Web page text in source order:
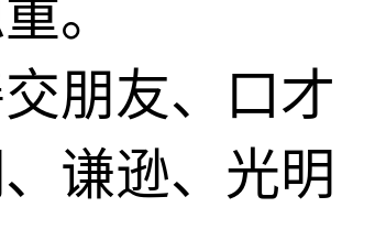
。
朋友、口才
谦逊、光明